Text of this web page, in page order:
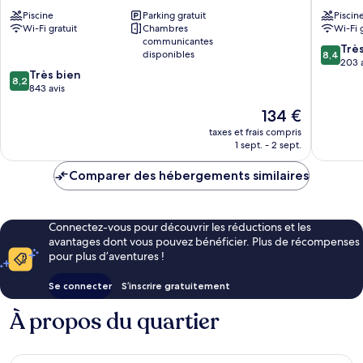
-
Cape
Piscine
Parking gratuit
Wi-Fi gratuit
Chambres
communicantes
disponibles
8.2
sur
8,2 Très bien
843 avis
Le
nouveau
prix
de
134 €
taxes et frais compris
1 sept. - 2 sept.
Inn
Eastham
Wi-Fi
8.4
sur
8,4
203
Comparer des hébergements similaires
Connectez-vous pour découvrir les réductions et les
avantages dont vous pouvez bénéficier. Plus de récompenses
pour plus d’aventures !
Se connecter S’inscrire gratuitement
À propos du quartier